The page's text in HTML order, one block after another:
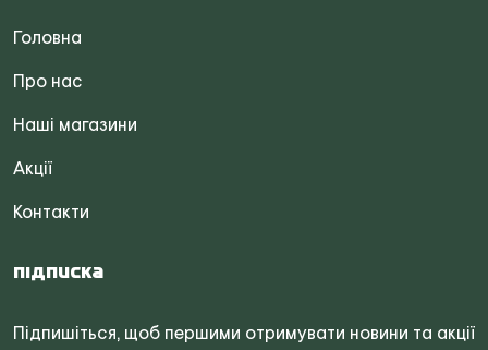
Головна
Про нас
Наші магазини
Акції
Контакти
Підписка
Підпишіться, щоб першими отримувати новини та акції